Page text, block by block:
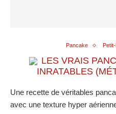
Pancake
LES VRAIS
INRATABLES
Une recette de véritables
avec une texture hyper